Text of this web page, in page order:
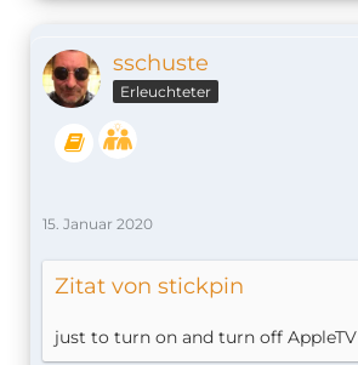
sschuste
Erleuchteter
15. Januar 2020
Zitat von stickpin
just to turn on and turn off AppleTV